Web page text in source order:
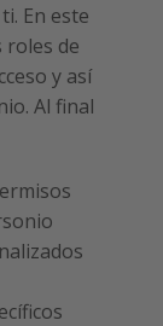
En este
roles de
y así
Al final